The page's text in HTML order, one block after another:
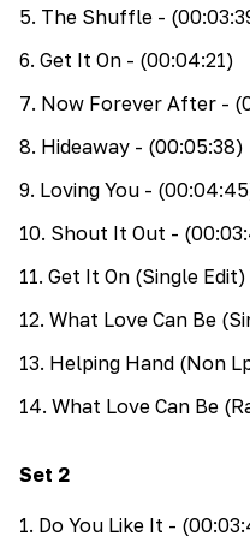
5. The Shuffle -
6. Get It On - (00:04:21)
7. Now Forever After -
8. Hideaway - (00:05:38)
9. Loving You -
10. Shout It Out -
11. Get It On (Single Edit)
12. What Love Can Be
13. Helping Hand (Non
14. What Love Can Be
Set 2
1. Do You Like It -